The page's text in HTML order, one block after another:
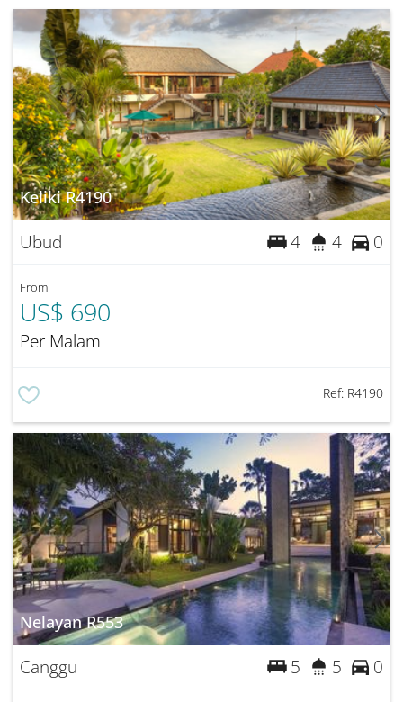
Keliki R4190
Ubud 4 4 0
From
US$ 690
Per Malam
Ref: R4190
Nelayan R553
Canggu 5 5 0